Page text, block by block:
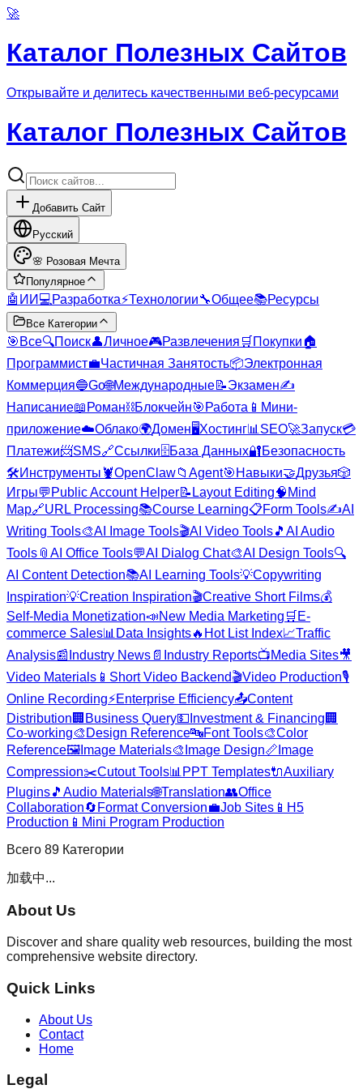
🚀
Каталог Полезных Сайтов
Открывайте и делитесь качественными веб-ресурсами
Каталог Полезных Сайтов
Добавить Сайт
Русский
🌸 Розовая Мечта
Популярное
🤖 ИИ 💻 Разработка⚡Технологии🔧Общее📚Ресурсы
Все Категории
🎯 Все🔍Поиск👤Личное🎮Развлечения 🛒 Покупки🏠
Программист💼Частичная Занятость📦Электронная
Коммерция🔵Go🌐Международные📝Экзамен✍️
Написание📖 Роман⛓️Блокчейн🎯 Работа 📱 Мини-
приложение☁️Облако🌍Домен🖥️Хостинг📊 SEO🚀Запуск💳
Платежи📨SMS🔗Ссылки🗄️База Данных🔐Безопасность
🛠️Инструменты 🦞OpenClaw📁 Agent🎯 Навыки🤝Друзья🎲
Игры💬 Public Account Helper📝 Layout Editing🧠 Mind
Map🔗URL Processing📚Course Learning📋Form Tools✍️AI
Writing Tools🎨AI Image Tools🎬AI Video Tools🎵 AI Audio
Tools 📎 AI Office Tools💬AI Dialog Chat🎨AI Design Tools🔍
AI Content Detection📚AI Learning Tools💡Copywriting
Inspiration💡Creation Inspiration🎬Creative Short Films💰
Self-Media Monetization📣New Media Marketing 🛒 E-
commerce Sales📊 Data Insights🔥 Hot List Index📈Traffic
Analysis📰 Industry News 📄 Industry Reports📺Media Sites🎥
Video Materials 📱 Short Video Backend🎬Video Production🎙️
Online Recording⚡Enterprise Efficiency📤Content
Distribution 🏢 Business Query💵 Investment & Financing 🏢
Co-working🎨 Design Reference🔤Font Tools🎨Color
Reference🖼️ Image Materials🎨 Image Design📏 Image
Compression✂️Cutout Tools📊 PPT Templates🔌Auxiliary
Plugins🎵 Audio Materials🌐Translation👥Office
Collaboration🔄 Format Conversion💼Job Sites 📱 H5
Production 📱 Mini Program Production
Всего 89 Категории
加载中...
About Us
Discover and share quality web resources, building the most
comprehensive website directory.
Quick Links
About Us
Contact
Home
Legal